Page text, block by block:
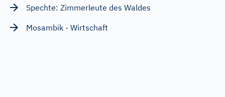
Spechte: Zimmerleute des Waldes
Mosambik - Wirtschaft